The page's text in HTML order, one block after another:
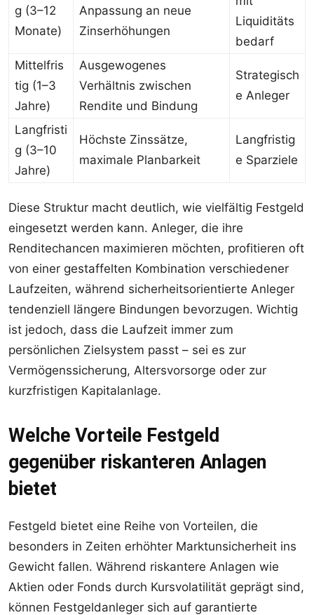
g (3–12
Monate)
Anpassung an neue
Zinserhöhungen
Liquiditäts
bedarf
Mittelfris
tig (1–3
Jahre)
Ausgewogenes
Verhältnis zwischen
Rendite und Bindung
Strategisch
e Anleger
Langfristi
g (3–10
Jahre)
Höchste Zinssätze,
maximale Planbarkeit
Langfristig
e Sparziele
Diese Struktur macht deutlich, wie vielfältig Festgeld
eingesetzt werden kann. Anleger, die ihre
Renditechancen maximieren möchten, profitieren oft
von einer gestaffelten Kombination verschiedener
Laufzeiten, während sicherheitsorientierte Anleger
tendenziell längere Bindungen bevorzugen. Wichtig
ist jedoch, dass die Laufzeit immer zum
persönlichen Zielsystem passt – sei es zur
Vermögenssicherung, Altersvorsorge oder zur
kurzfristigen Kapitalanlage.
Welche Vorteile Festgeld
gegenüber riskanteren Anlagen
bietet
Festgeld bietet eine Reihe von Vorteilen, die
besonders in Zeiten erhöhter Marktunsicherheit ins
Gewicht fallen. Während riskantere Anlagen wie
Aktien oder Fonds durch Kursvolatilität geprägt sind,
können Festgeldanleger sich auf garantierte